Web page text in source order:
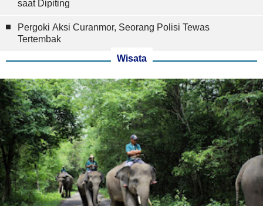
saat Dipiting
Pergoki Aksi Curanmor, Seorang Polisi Tewas
Tertembak
Wisata